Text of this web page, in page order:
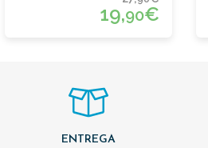
19,90€
ENTREGA